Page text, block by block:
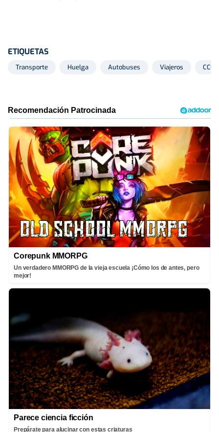
ETIQUETAS
Transporte Huelga Autobuses Viajeros CCOO
Corepunk MMORPG
Un verdadero MMORPG de la vieja escuela ¡Cómo los de antes, pero
mejor!
Parece ciencia ficción
Prepárate para alucinar con estas criaturas